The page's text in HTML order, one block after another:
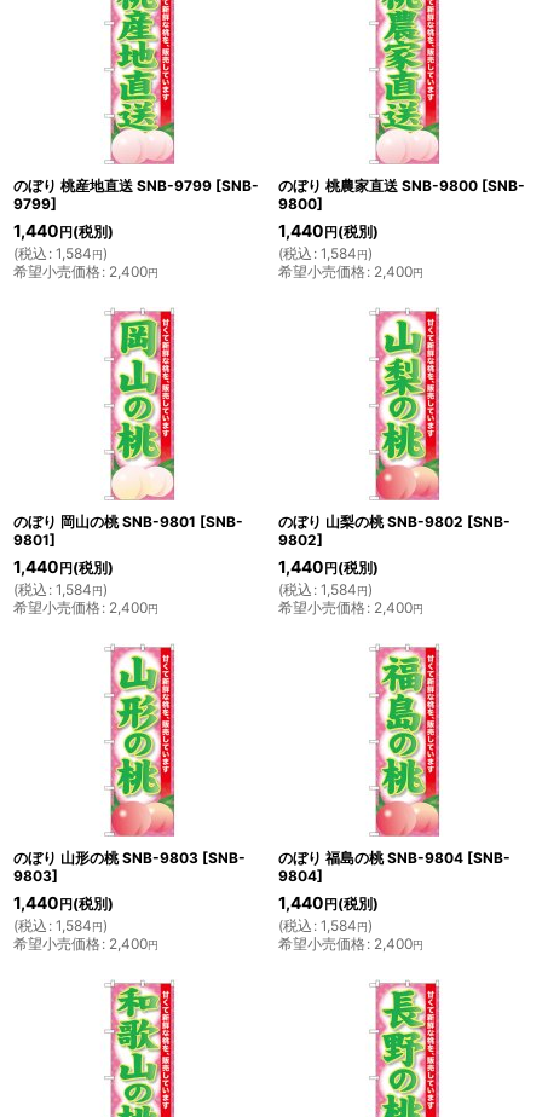
のぼり 桃産地直送 SNB-9799 [SNB-
9799]
1,440 円 (税別)
(税込 : 1,584円)
希望小売価格: 2,400円
のぼり 桃農家直送 SNB-9800 [SNB-
9800]
1,440 円 (税別)
(税込 : 1,584円)
希望小売価格: 2,400円
のぼり 岡山の桃 SNB-9801 [SNB-
9801]
1,440 円 (税別)
(税込 : 1,584円)
希望小売価格: 2,400円
のぼり 山梨の桃 SNB-9802 [SNB-
9802]
1,440 円 (税別)
(税込 : 1,584円)
希望小売価格: 2,400円
のぼり 山形の桃 SNB-9803 [SNB-
9803]
1,440 円 (税別)
(税込 : 1,584円)
希望小売価格: 2,400円
のぼり 福島の桃 SNB-9804 [SNB-
9804]
1,440 円 (税別)
(税込 : 1,584円)
希望小売価格: 2,400円